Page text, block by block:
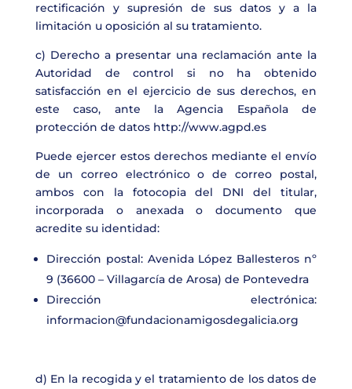
rectificación y supresión de sus datos y a la
limitación u oposición al su tratamiento.
c) Derecho a presentar una reclamación ante la
Autoridad de control si no ha obtenido
satisfacción en el ejercicio de sus derechos, en
este caso, ante la Agencia Española de
protección de datos http://www.agpd.es
Puede ejercer estos derechos mediante el envío
de un correo electrónico o de correo postal,
ambos con la fotocopia del DNI del titular,
incorporada o anexada o documento que
acredite su identidad:
Dirección postal: Avenida López Ballesteros nº
9 (36600 – Villagarcía de Arosa) de Pontevedra
Dirección electrónica:
informacion@fundacionamigosdegalicia.org
d) En la recogida y el tratamiento de los datos de